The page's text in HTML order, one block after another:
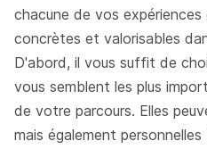
chacune de vos
concrètes et valorisables
D'abord, il vous suffit de
vous semblent les plus
de votre parcours. Elles
mais également